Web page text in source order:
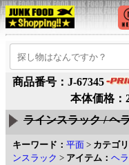
商品番号：J-67345
本体価格：
ラインスラック / ヘ
キーワード： 平面 > カテゴリ
ンスラック > アイテム： ヘラ